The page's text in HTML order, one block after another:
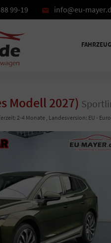
99-19 info@eu-
Modell 2027)
2-4 Monate , Landesversion: EU -